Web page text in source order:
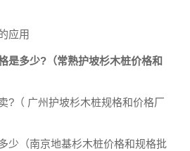
应用
是多少?（常熟护坡杉木桩价格和
?（ 广州护坡杉木桩规格和价格厂
少（南京地基杉木桩价格和规格批